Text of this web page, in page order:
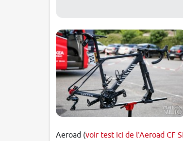
Aeroad (voir test ici de l'Aeroad CF